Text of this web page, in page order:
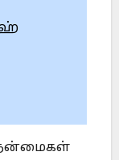
நன்மைகள்